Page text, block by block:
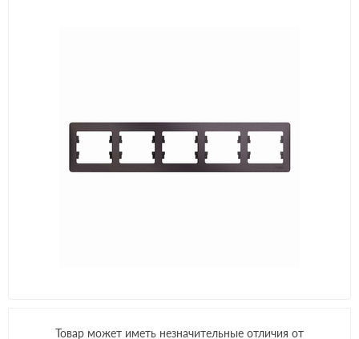
Товар может иметь незначительные отличия от